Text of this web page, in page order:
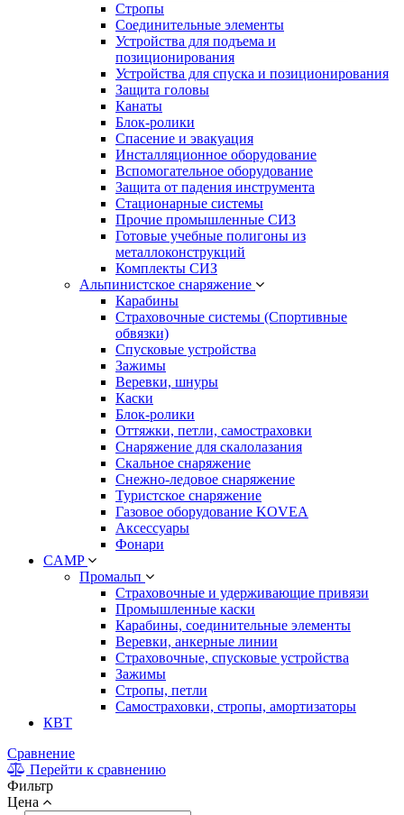
Стропы
Соединительные элементы
Устройства для подъема и
позиционирования
Устройства для спуска и позиционирования
Защита головы
Канаты
Блок-ролики
Спасение и эвакуация
Инсталляционное оборудование
Вспомогательное оборудование
Защита от падения инструмента
Стационарные системы
Прочие промышленные СИЗ
Готовые учебные полигоны из
металлоконструкций
Комплекты СИЗ
Альпинистское снаряжение
Карабины
Страховочные системы (Спортивные
обвязки)
Спусковые устройства
Зажимы
Веревки, шнуры
Каски
Блок-ролики
Оттяжки, петли, самостраховки
Снаряжение для скалолазания
Скальное снаряжение
Снежно-ледовое снаряжение
Туристское снаряжение
Газовое оборудование KOVEA
Аксессуары
Фонари
CAMP
Промальп
Страховочные и удерживающие привязи
Промышленные каски
Карабины, соединительные элементы
Веревки, анкерные линии
Страховочные, спусковые устройства
Зажимы
Стропы, петли
Самостраховки, стропы, амортизаторы
КВТ
Сравнение
Перейти к сравнению
Фильтр
Цена